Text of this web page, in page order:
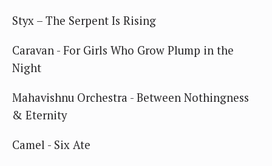
Styx – The Serpent Is Rising
Caravan - For Girls Who Grow Plump in the
Night
Mahavishnu Orchestra - Between Nothingness
& Eternity
Camel - Six Ate